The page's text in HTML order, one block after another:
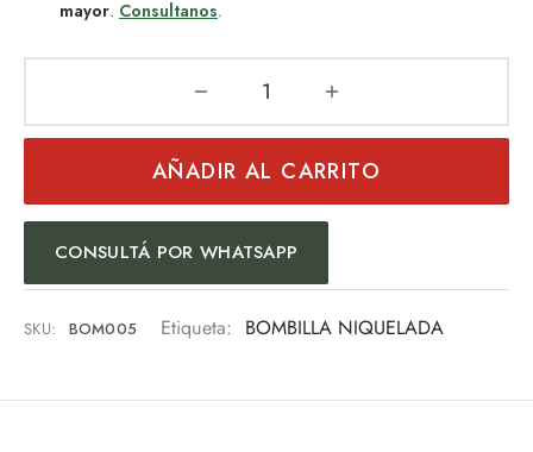
mayor. Consultanos.
AÑADIR AL CARRITO
CONSULTÁ POR WHATSAPP
SKU: BOM005 Etiqueta: BOMBILLA NIQUELADA